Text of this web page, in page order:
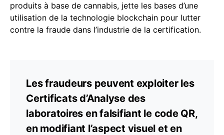
produits à base de cannabis, jette les bases d’une
utilisation de la technologie blockchain pour lutter
contre la fraude dans l’industrie de la certification.
Les fraudeurs peuvent exploiter les
Certificats d’Analyse des
laboratoires en falsifiant le code QR,
en modifiant l’aspect visuel et en